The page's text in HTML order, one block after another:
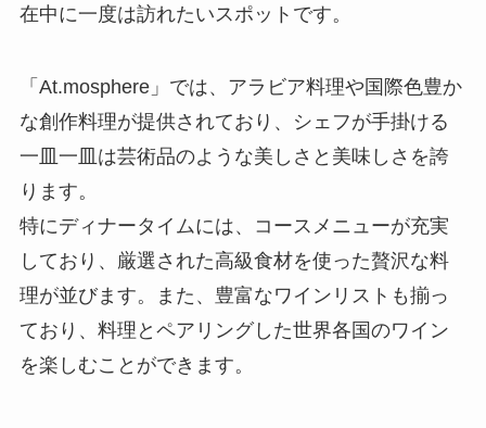
在中に一度は訪れたいスポットです。
「At.mosphere」では、アラビア料理や国際色豊か
な創作料理が提供されており、シェフが手掛ける
一皿一皿は芸術品のような美しさと美味しさを誇
ります。
特にディナータイムには、コースメニューが充実
しており、厳選された高級食材を使った贅沢な料
理が並びます。また、豊富なワインリストも揃っ
ており、料理とペアリングした世界各国のワイン
を楽しむことができます。